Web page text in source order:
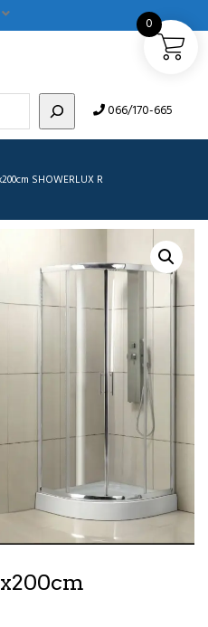
066/170-665
SHOWERLUX R
0